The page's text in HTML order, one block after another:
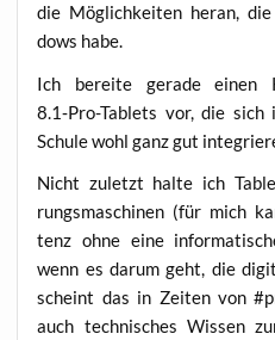
die Mög­lich­kei­ten her­an,
dows habe.
Ich berei­te gera­de einen
8.1‑Pro-Tablets vor, die
Schu­le wohl ganz gut
Nicht zuletzt hal­te ich
rungs­ma­schi­nen (für mich
tenz ohne eine
wenn es dar­um geht, die
scheint das in Zei­ten von
auch tech­ni­sches Wis­sen